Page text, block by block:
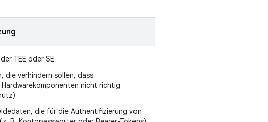
TEE oder SE
die verhindern sollen, dass
nicht richtig
die für die Authentifizierung von